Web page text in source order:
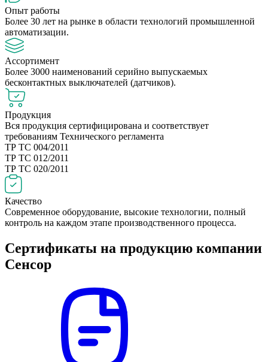
Опыт работы
Более 30 лет на рынке в области технологий промышленной
автоматизации.
Ассортимент
Более 3000 наименований серийно выпускаемых
бесконтактных выключателей (датчиков).
Продукция
Вся продукция сертифицирована и соответствует
требованиям Технического регламента
ТР ТС 004/2011
ТР ТС 012/2011
ТР ТС 020/2011
Качество
Современное оборудование, высокие технологии, полный
контроль на каждом этапе производственного процесса.
Сертификаты на продукцию компании
Сенсор